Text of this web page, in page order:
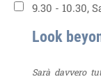
9.30 - 10.30,
Look
Sarà davvero